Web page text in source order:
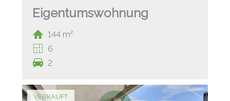
Eigentumswohnung
144 m²
6
2
VERKAUFT